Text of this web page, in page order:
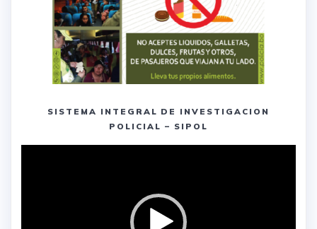
SISTEMA INTEGRAL DE INVESTIGACION
POLICIAL – SIPOL